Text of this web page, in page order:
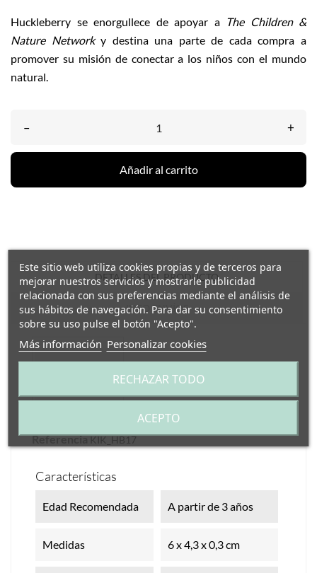
Huckleberry se enorgullece de apoyar a The Children &
Nature Networky destina una parte de cada compra a
promover su misión de conectar a los niños con el mundo
natural.
– +
Añadir al carrito
DETALLES DEL PRODUCTO
INFO ENVÍOS
ReferenciaKIK_HB17
Características
Edad Recomendada A partir de 3 años
Medidas 6 x 4,3 x 0,3 cm
Este sitio web utiliza cookies propias y de terceros para
mejorar nuestros servicios y mostrarle publicidad
relacionada con sus preferencias mediante el análisis de
sus hábitos de navegación. Para dar su consentimiento
sobre su uso pulse el botón "Acepto".
Más información Personalizar cookies
RECHAZAR TODO
ACEPTO